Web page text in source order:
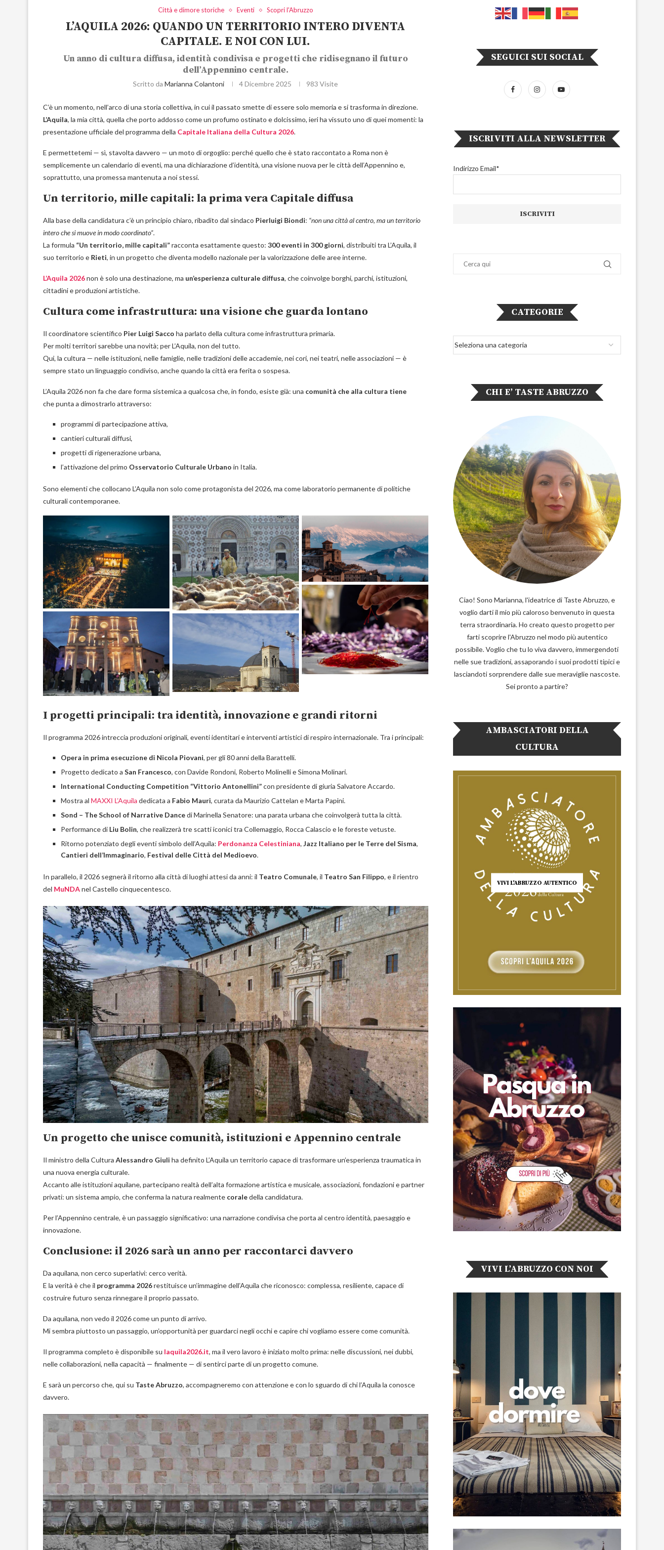
Città e dimore storiche Eventi Scopri l'Abruzzo
L’AQUILA 2026: QUANDO UN TERRITORIO INTERO DIVENTA
CAPITALE. E NOI CON LUI.
Un anno di cultura diffusa, identità condivisa e progetti che ridisegnano il futuro
dell’Appennino centrale.
Scritto daMarianna Colantoni 4 Dicembre 2025 983 Visite
C’è un momento, nell’arco di una storia collettiva, in cui il passato smette di essere solo memoria e si trasforma in direzione.
L’Aquila, la mia città, quella che porto addosso come un profumo ostinato e dolcissimo, ieri ha vissuto uno di quei momenti: la
presentazione ufficiale del programma della Capitale Italiana della Cultura 2026.
E permettetemi — sì, stavolta davvero — un moto di orgoglio: perché quello che è stato raccontato a Roma non è
semplicemente un calendario di eventi, ma una dichiarazione d’identità, una visione nuova per le città dell’Appennino e,
soprattutto, una promessa mantenuta a noi stessi.
Un territorio, mille capitali: la prima vera Capitale diffusa
Alla base della candidatura c’è un principio chiaro, ribadito dal sindaco Pierluigi Biondi: “non una città al centro, ma un territorio
intero che si muove in modo coordinato”.
La formula “Un territorio, mille capitali”racconta esattamente questo: 300 eventi in 300 giorni, distribuiti tra L’Aquila, il
suo territorio e Rieti, in un progetto che diventa modello nazionale per la valorizzazione delle aree interne.
L’Aquila 2026non è solo una destinazione, ma un’esperienza culturale diffusa, che coinvolge borghi, parchi, istituzioni,
cittadini e produzioni artistiche.
Cultura come infrastruttura: una visione che guarda lontano
Il coordinatore scientifico Pier Luigi Sacco ha parlato della cultura come infrastruttura primaria.
Per molti territori sarebbe una novità; per L’Aquila, non del tutto.
Qui, la cultura — nelle istituzioni, nelle famiglie, nelle tradizioni delle accademie, nei cori, nei teatri, nelle associazioni — è
sempre stato un linguaggio condiviso, anche quando la città era ferita o sospesa.
L’Aquila 2026 non fa che dare forma sistemica a qualcosa che, in fondo, esiste già: una comunità che alla cultura tiene
che punta a dimostrarlo attraverso:
programmi di partecipazione attiva,
cantieri culturali diffusi,
progetti di rigenerazione urbana,
l’attivazione del primo Osservatorio Culturale Urbano in Italia.
Sono elementi che collocano L’Aquila non solo come protagonista del 2026, ma come laboratorio permanente di politiche
culturali contemporanee.
I progetti principali: tra identità, innovazione e grandi ritorni
Il programma 2026 intreccia produzioni originali, eventi identitari e interventi artistici di respiro internazionale. Tra i principali:
Opera in prima esecuzione di Nicola Piovani, per gli 80 anni della Barattelli.
Progetto dedicato a San Francesco, con Davide Rondoni, Roberto Molinelli e Simona Molinari.
International Conducting Competition “Vittorio Antonellini”con presidente di giuria Salvatore Accardo.
Mostra al MAXXI L’Aquila dedicata a Fabio Mauri, curata da Maurizio Cattelan e Marta Papini.
Sond – The School of Narrative Dancedi Marinella Senatore: una parata urbana che coinvolgerà tutta la città.
Performance di Liu Bolin, che realizzerà tre scatti iconici tra Collemaggio, Rocca Calascio e le foreste vetuste.
Ritorno potenziato degli eventi simbolo dell’Aquila: Perdonanza Celestiniana, Jazz Italiano per le Terre del Sisma,
Cantieri dell’Immaginario, Festival delle Città del Medioevo.
In parallelo, il 2026 segnerà il ritorno alla città di luoghi attesi da anni: il Teatro Comunale, il Teatro San Filippo, e il rientro
del MuNDAnel Castello cinquecentesco.
Un progetto che unisce comunità, istituzioni e Appennino centrale
Il ministro della Cultura Alessandro Giuli ha definito L’Aquila un territorio capace di trasformare un’esperienza traumatica in
una nuova energia culturale.
Accanto alle istituzioni aquilane, partecipano realtà dell’alta formazione artistica e musicale, associazioni, fondazioni e partner
privati: un sistema ampio, che conferma la natura realmente coraledella candidatura.
Per l’Appennino centrale, è un passaggio significativo: una narrazione condivisa che porta al centro identità, paesaggio e
innovazione.
Conclusione: il 2026 sarà un anno per raccontarci davvero
Da aquilana, non cerco superlativi: cerco verità.
E la verità è che il programma 2026restituisce un’immagine dell’Aquila che riconosco: complessa, resiliente, capace di
costruire futuro senza rinnegare il proprio passato.
Da aquilana, non vedo il 2026 come un punto di arrivo.
Mi sembra piuttosto un passaggio, un’opportunità per guardarci negli occhi e capire chi vogliamo essere come comunità.
Il programma completo è disponibile su laquila2026.it, ma il vero lavoro è iniziato molto prima: nelle discussioni, nei dubbi,
nelle collaborazioni, nella capacità — finalmente — di sentirci parte di un progetto comune.
E sarà un percorso che, qui su Taste Abruzzo, accompagneremo con attenzione e con lo sguardo di chi l’Aquila la conosce
davvero.
SEGUICI SUI SOCIAL
ISCRIVITI ALLA NEWSLETTER
Indirizzo Email*
CATEGORIE
CHI E’ TASTE ABRUZZO
Ciao! Sono Marianna, l'ideatrice di Taste Abruzzo, e
voglio darti il mio più caloroso benvenuto in questa
terra straordinaria. Ho creato questo progetto per
farti scoprire l'Abruzzo nel modo più autentico
possibile. Voglio che tu lo viva davvero, immergendoti
nelle sue tradizioni, assaporando i suoi prodotti tipici e
lasciandoti sorprendere dalle sue meraviglie nascoste.
Sei pronto a partire?
AMBASCIATORI DELLA
CULTURA
VIVI L'ABRUZZO AUTENTICO
VIVI L’ABRUZZO CON NOI